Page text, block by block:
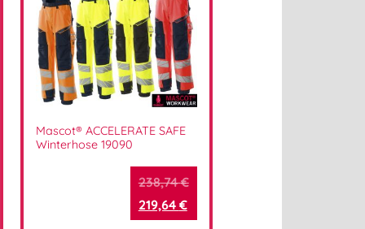
Mascot® ACCELERATE SAFE
Winterhose 19090
238,74€
219,64 €